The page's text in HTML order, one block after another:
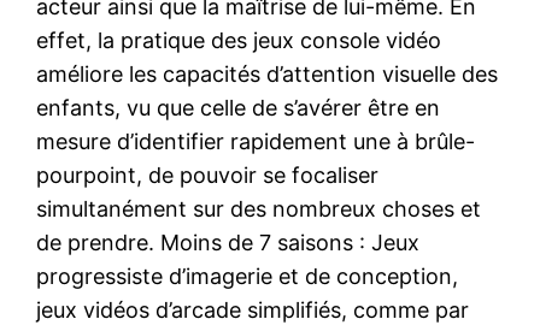
acteur ainsi que la maîtrise de lui-même. En
effet, la pratique des jeux console vidéo
améliore les capacités d’attention visuelle des
enfants, vu que celle de s’avérer être en
mesure d’identifier rapidement une à brûle-
pourpoint, de pouvoir se focaliser
simultanément sur des nombreux choses et
de prendre. Moins de 7 saisons : Jeux
progressiste d’imagerie et de conception,
jeux vidéos d’arcade simplifiés, comme par